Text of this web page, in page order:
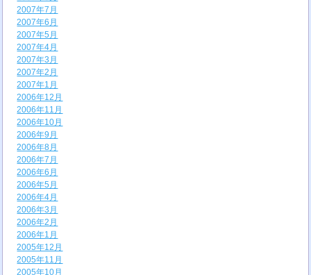
2007年7月
2007年6月
2007年5月
2007年4月
2007年3月
2007年2月
2007年1月
2006年12月
2006年11月
2006年10月
2006年9月
2006年8月
2006年7月
2006年6月
2006年5月
2006年4月
2006年3月
2006年2月
2006年1月
2005年12月
2005年11月
2005年10月